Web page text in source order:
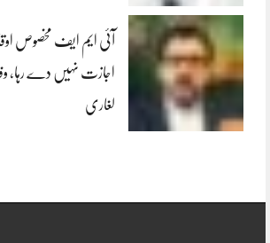
آئی ایم ایف مخصوص
اجازت نہیں دے رہا،
لغاری